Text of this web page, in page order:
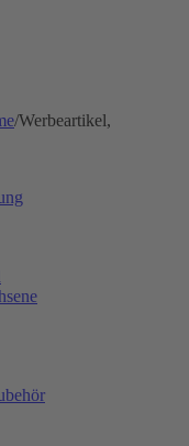
/Werbeartikel,